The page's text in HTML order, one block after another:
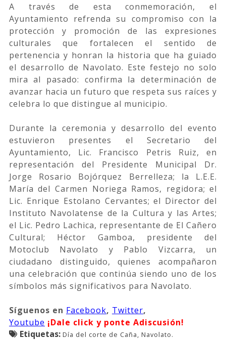
A través de esta conmemoración, el
Ayuntamiento refrenda su compromiso con la
protección y promoción de las expresiones
culturales que fortalecen el sentido de
pertenencia y honran la historia que ha guiado
el desarrollo de Navolato. Este festejo no solo
mira al pasado: confirma la determinación de
avanzar hacia un futuro que respeta sus raíces y
celebra lo que distingue al municipio.
Durante la ceremonia y desarrollo del evento
estuvieron presentes el Secretario del
Ayuntamiento, Lic. Francisco Petris Ruiz, en
representación del Presidente Municipal Dr.
Jorge Rosario Bojórquez Berrelleza; la L.E.E.
María del Carmen Noriega Ramos, regidora; el
Lic. Enrique Estolano Cervantes; el Director del
Instituto Navolatense de la Cultura y las Artes;
el Lic. Pedro Lachica, representante de El Cañero
Cultural; Héctor Gamboa, presidente del
Motoclub Navolato y Pablo Vizcarra, un
ciudadano distinguido, quienes acompañaron
una celebración que continúa siendo uno de los
símbolos más significativos para Navolato.
Síguenos en Facebook, Twitter,
Youtube ¡Dale click y ponte Adiscusión!
Etiquetas: Día del corte de Caña, Navolato.